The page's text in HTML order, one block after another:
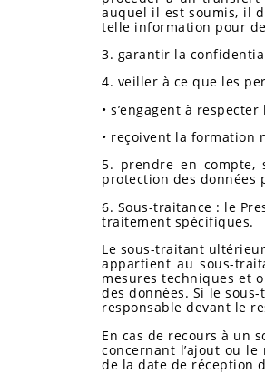
auquel il est soumis, il
telle information pour
3. garantir la
4. veiller à ce que les
• s’engagent à
• reçoivent la formation
5. prendre en compte,
protection des données
6. Sous-traitance : le
traitement spécifiques.
Le sous-traitant
appartient au sous-
mesures techniques et
des données. Si le
responsable devant le
En cas de recours à un
concernant l’ajout ou le
de la date de réception